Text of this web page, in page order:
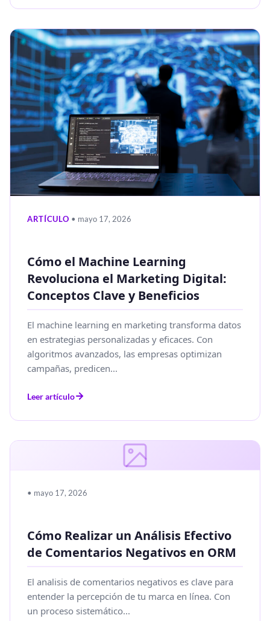
ARTÍCULO • mayo 17, 2026
Cómo el Machine Learning
Revoluciona el Marketing Digital:
Conceptos Clave y Beneficios
El machine learning en marketing transforma datos
en estrategias personalizadas y eficaces. Con
algoritmos avanzados, las empresas optimizan
campañas, predicen...
Leer artículo
• mayo 17, 2026
Cómo Realizar un Análisis Efectivo
de Comentarios Negativos en ORM
El analisis de comentarios negativos es clave para
entender la percepción de tu marca en línea. Con
un proceso sistemático...